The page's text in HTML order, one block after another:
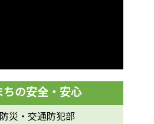
防災・交通防犯部